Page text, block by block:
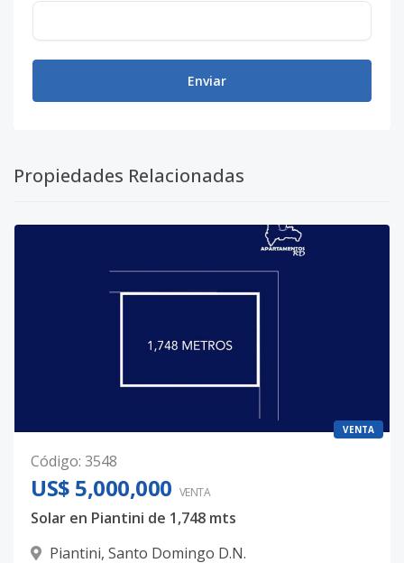
Enviar
Propiedades Relacionadas
VENTA
Código: 3548
US$ 5,000,000 VENTA
Solar en Piantini de 1,748 mts
Piantini, Santo Domingo D.N.